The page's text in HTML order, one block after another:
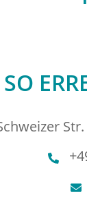
SO